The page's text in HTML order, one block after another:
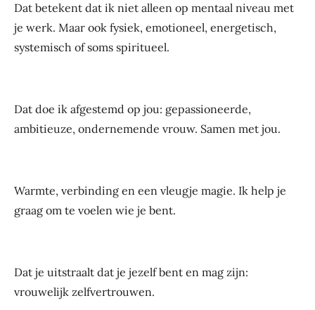
Dat betekent dat ik niet alleen op mentaal niveau met
je werk. Maar ook fysiek, emotioneel, energetisch,
systemisch of soms spiritueel.
Dat doe ik afgestemd op jou: gepassioneerde,
ambitieuze, ondernemende vrouw. Samen met jou.
Warmte, verbinding en een vleugje magie. Ik help je
graag om te voelen wie je bent.
Dat je uitstraalt dat je jezelf bent en mag zijn:
vrouwelijk zelfvertrouwen.